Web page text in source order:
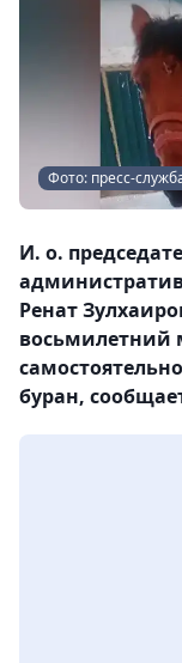
Фото: пресс-
И. о.
Ренат
восьмилетний
буран,